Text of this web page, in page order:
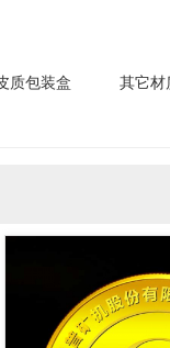
质包装盒
其它材